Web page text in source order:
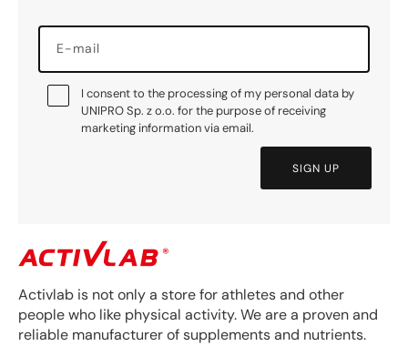
E-mail
I consent to the processing of my personal data by
UNIPRO Sp. z o.o. for the purpose of receiving
marketing information via email.
SIGN UP
Activlab is not only a store for athletes and other
people who like physical activity. We are a proven and
reliable manufacturer of supplements and nutrients.